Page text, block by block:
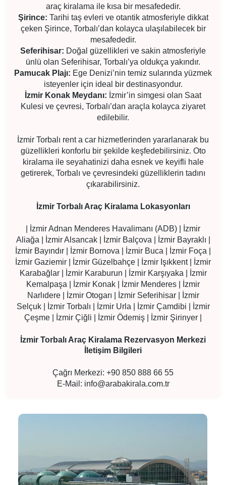
araç kiralama ile kısa bir mesafededir.
Şirince: Tarihi taş evleri ve otantik atmosferiyle dikkat
çeken Şirince, Torbalı’dan kolayca ulaşılabilecek bir
mesafededir.
Seferihisar: Doğal güzellikleri ve sakin atmosferiyle
ünlü olan Seferihisar, Torbalı’ya oldukça yakındır.
Pamucak Plajı: Ege Denizi’nin temiz sularında yüzmek
isteyenler için ideal bir destinasyondur.
İzmir Konak Meydanı: İzmir’in simgesi olan Saat
Kulesi ve çevresi, Torbalı’dan araçla kolayca ziyaret
edilebilir.
İzmir Torbalı rent a car hizmetlerinden yararlanarak bu
güzellikleri konforlu bir şekilde keşfedebilirsiniz. Oto
kiralama ile seyahatinizi daha esnek ve keyifli hale
getirerek, Torbalı ve çevresindeki güzelliklerin tadını
çıkarabilirsiniz.
İzmir Torbalı Araç Kiralama Lokasyonları
| İzmir Adnan Menderes Havalimanı (ADB) | İzmir
Aliağa | İzmir Alsancak | İzmir Balçova | İzmir Bayraklı |
İzmir Bayındır | İzmir Bornova | İzmir Buca | İzmir Foça |
İzmir Gaziemir | İzmir Güzelbahçe | İzmir Işıkkent | İzmir
Karabağlar | İzmir Karaburun | İzmir Karşıyaka | İzmir
Kemalpaşa | İzmir Konak | İzmir Menderes | İzmir
Narlıdere | İzmir Otogarı | İzmir Seferihisar | İzmir
Selçuk | İzmir Torbalı | İzmir Urla | İzmir Çamdibi | İzmir
Çeşme | İzmir Çiğli | İzmir Ödemiş | İzmir Şirinyer |
İzmir Torbalı Araç Kiralama Rezervasyon Merkezi
İletişim Bilgileri
Çağrı Merkezi: +90 850 888 66 55
E-Mail: info@arabakirala.com.tr